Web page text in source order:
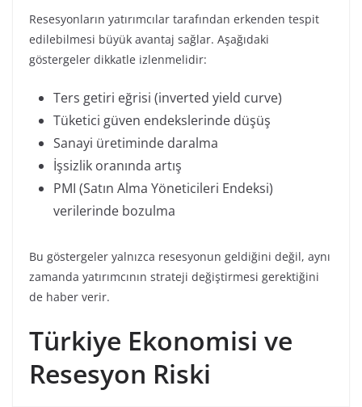
Resesyonların yatırımcılar tarafından erkenden tespit
edilebilmesi büyük avantaj sağlar. Aşağıdaki
göstergeler dikkatle izlenmelidir:
Ters getiri eğrisi (inverted yield curve)
Tüketici güven endekslerinde düşüş
Sanayi üretiminde daralma
İşsizlik oranında artış
PMI (Satın Alma Yöneticileri Endeksi)
verilerinde bozulma
Bu göstergeler yalnızca resesyonun geldiğini değil, aynı
zamanda yatırımcının strateji değiştirmesi gerektiğini
de haber verir.
Türkiye Ekonomisi ve
Resesyon Riski